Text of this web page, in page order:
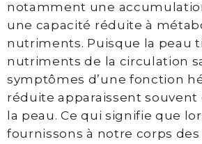
notamment une
une capacité réduite à
nutriments. Puisque la peau
nutriments de la circulation
symptômes d’une fonction
réduite apparaissent
la peau. Ce qui signifie que
fournissons à notre corps
Photorajeunissement
IPL
et
Laser
fractionné
Maquillage
permanent